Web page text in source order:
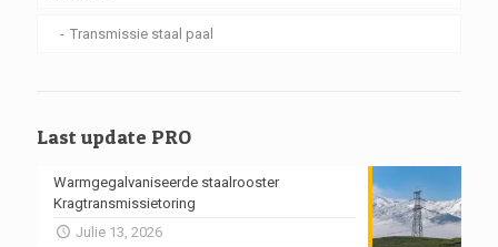
Transmissie staal paal
Last update PRO
Warmgegalvaniseerde staalrooster
Kragtransmissietoring
Julie 13, 2026